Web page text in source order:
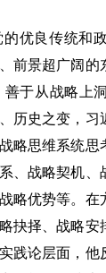
优良传统和
前景超广阔
于从战略上
历史之变，习
略思维系统
、战略契机
略优势等。
抉择、战略安
践论层面，他